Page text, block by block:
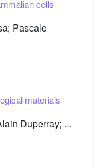
cells
Pascale
materials
Duperray; ...